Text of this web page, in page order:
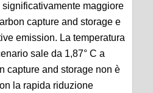
maggiore
capture and storage e
emission. La temperatura
sale da 1,87° C a
capture and storage non è
la rapida riduzione